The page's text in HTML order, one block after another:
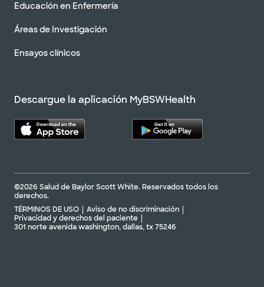
Educación en Enfermería
Áreas de Investigación
Ensayos clínicos
Descargue la aplicación MyBSWHealth
©2026 Salud de Baylor Scott White. Reservados todos los
derechos.
TÉRMINOS DE USO
Aviso de no discriminación
Privacidad y derechos del paciente
301 norte avenida washington, dallas, tx 75246